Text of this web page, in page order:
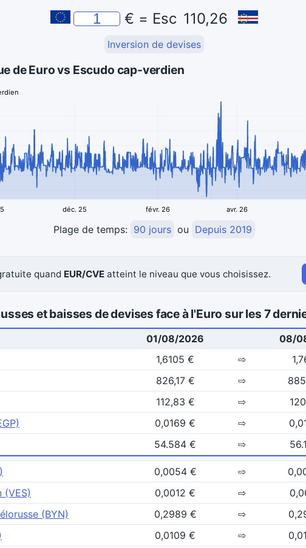
€ = Esc 110,26
Inversion de devises
de Euro vs Escudo cap-verdien
déc. 25 févr. 26 avr. 26
Plage de temps: 90 jours ou Depuis 2019
quand EUR/CVE atteint le niveau que vous choisissez.
et baisses de devises face à l'Euro sur les 7
01/08/2026 08/
1,6105 € ⇨
826,17 € ⇨
112,83 € ⇨
0,0169 € ⇨
54.584 € ⇨
0,0054 € ⇨
(VES) 0,0012 € ⇨
(BYN) 0,2989 € ⇨
0,0109 € ⇨